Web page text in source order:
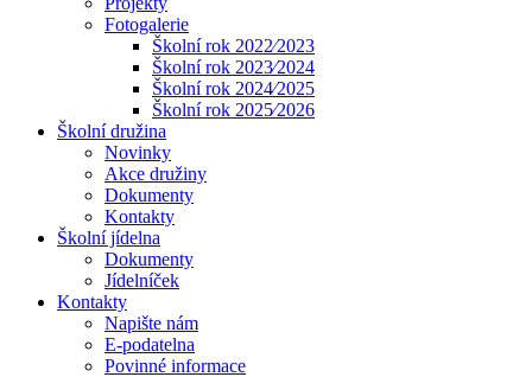
Fotogalerie
Školní rok 2022⁄2023
Školní rok 2023⁄2024
Školní rok 2024⁄2025
Školní rok 2025⁄2026
Školní družina
Novinky
Akce družiny
Dokumenty
Kontakty
Školní jídelna
Dokumenty
Jídelníček
Kontakty
Napište nám
E-podatelna
Povinné informace